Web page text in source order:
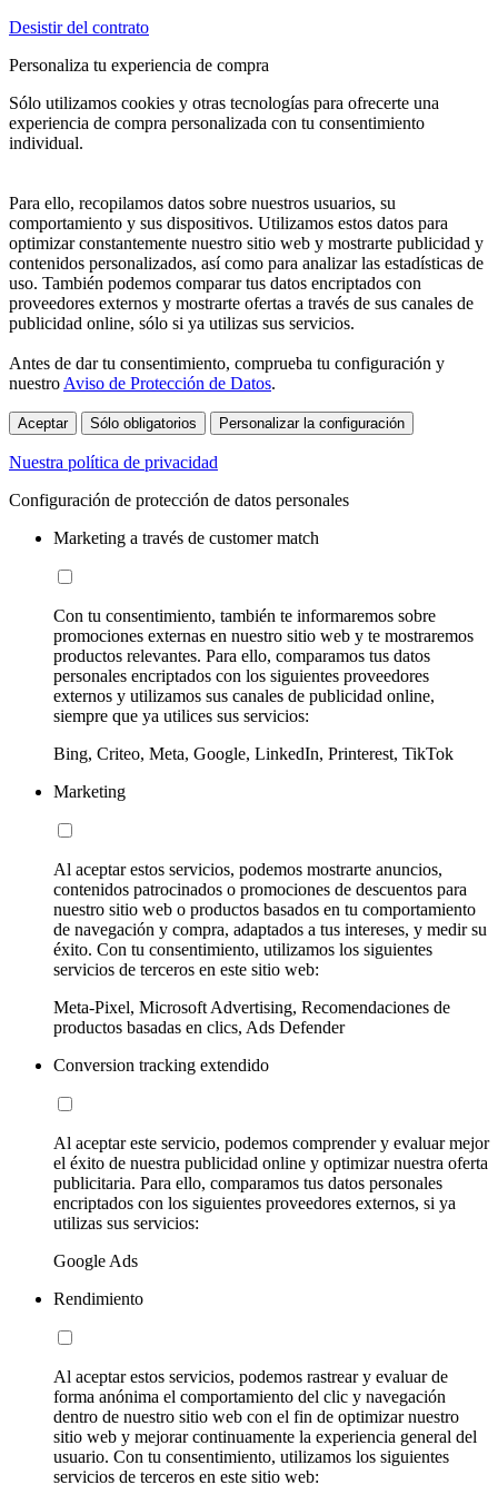
Desistir del contrato
Personaliza tu experiencia de compra
Sólo utilizamos cookies y otras tecnologías para ofrecerte una
experiencia de compra personalizada con tu consentimiento
individual.
Para ello, recopilamos datos sobre nuestros usuarios, su
comportamiento y sus dispositivos. Utilizamos estos datos para
optimizar constantemente nuestro sitio web y mostrarte publicidad y
contenidos personalizados, así como para analizar las estadísticas de
uso. También podemos comparar tus datos encriptados con
proveedores externos y mostrarte ofertas a través de sus canales de
publicidad online, sólo si ya utilizas sus servicios.
Antes de dar tu consentimiento, comprueba tu configuración y
nuestro Aviso de Protección de Datos.
Aceptar Sólo obligatorios Personalizar la configuración
Nuestra política de privacidad
Configuración de protección de datos personales
Marketing a través de customer match
Con tu consentimiento, también te informaremos sobre
promociones externas en nuestro sitio web y te mostraremos
productos relevantes. Para ello, comparamos tus datos
personales encriptados con los siguientes proveedores
externos y utilizamos sus canales de publicidad online,
siempre que ya utilices sus servicios:
Bing, Criteo, Meta, Google, LinkedIn, Printerest, TikTok
Marketing
Al aceptar estos servicios, podemos mostrarte anuncios,
contenidos patrocinados o promociones de descuentos para
nuestro sitio web o productos basados en tu comportamiento
de navegación y compra, adaptados a tus intereses, y medir su
éxito. Con tu consentimiento, utilizamos los siguientes
servicios de terceros en este sitio web:
Meta-Pixel, Microsoft Advertising, Recomendaciones de
productos basadas en clics, Ads Defender
Conversion tracking extendido
Al aceptar este servicio, podemos comprender y evaluar mejor
el éxito de nuestra publicidad online y optimizar nuestra oferta
publicitaria. Para ello, comparamos tus datos personales
encriptados con los siguientes proveedores externos, si ya
utilizas sus servicios:
Google Ads
Rendimiento
Al aceptar estos servicios, podemos rastrear y evaluar de
forma anónima el comportamiento del clic y navegación
dentro de nuestro sitio web con el fin de optimizar nuestro
sitio web y mejorar continuamente la experiencia general del
usuario. Con tu consentimiento, utilizamos los siguientes
servicios de terceros en este sitio web: